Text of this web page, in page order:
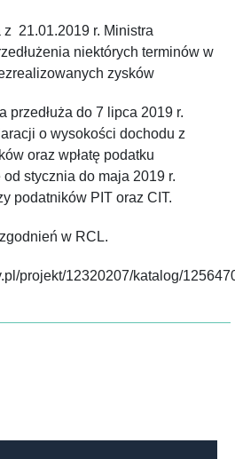
21.01.2019 r. Ministra
niektórych terminów w
zysków
przedłuża do 7 lipca 2019 r.
o wysokości dochodu z
oraz wpłatę podatku
stycznia do maja 2019 r.
podatników PIT oraz CIT.
w RCL.
projekt/12320207/katalog/